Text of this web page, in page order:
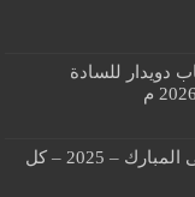
دويدار للسادة
معايدة سيدنا الشيخ رضي الله عنه بعيد الأضحى المبارك – 2025 – كل